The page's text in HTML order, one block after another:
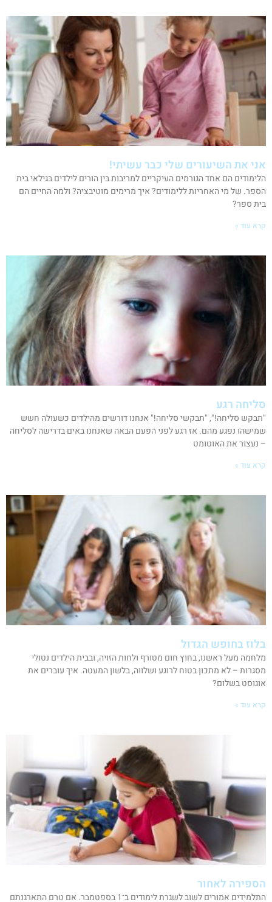
אני את השיעורים שלי כבר עשיתי!
הלימודים הם אחד הגורמים העיקריים למריבות בין הורים לילדים בגילאי בית
הספר. של מי האחריות ללימודים? איך מרימים מוטיבציה? ולמה החיים הם
בית ספר?
קרא עוד »
סליחה רגע
"תבקש סליחה!", "תבקשי סליחה!" אנחנו דורשים מהילדים כשעולה חשש
שמישהו נפגע מהם. אז רגע לפני הפעם הבאה שאנחנו באים בדרישה לסליחה
– נעצור את האוטומט
קרא עוד »
בלוז בחופש הגדול
מלחמה מעל ראשנו, בחוץ חום מטורף ולחות הזויה, ובבית הילדים נטולי
מסגרות – לא מתכון בטוח לרוגע ושלווה, בלשון המעטה. איך עוברים את
אוגוסט בשלום?
קרא עוד »
הספירה לאחור
התלמידים אמורים לשוב לשגרת לימודים ב־1 בספטמבר. אם טרם התארגנתם